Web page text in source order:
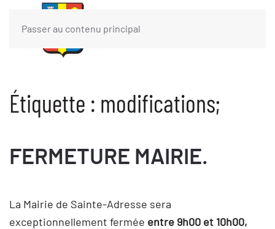
Passer au contenu principal
Étiquette : modifications;
FERMETURE MAIRIE.
La Mairie de Sainte-Adresse sera
exceptionnellement fermée entre 9h00 et 10h00,